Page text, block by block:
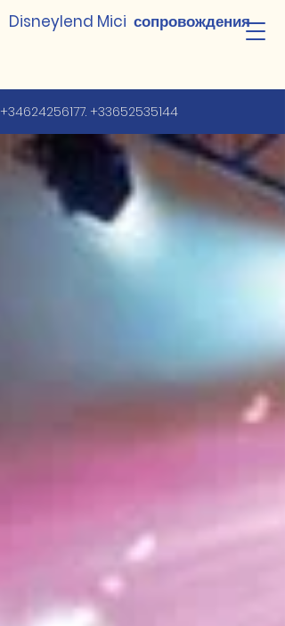
Disneylend Mici сопровождения
+34624256177. +33652535144